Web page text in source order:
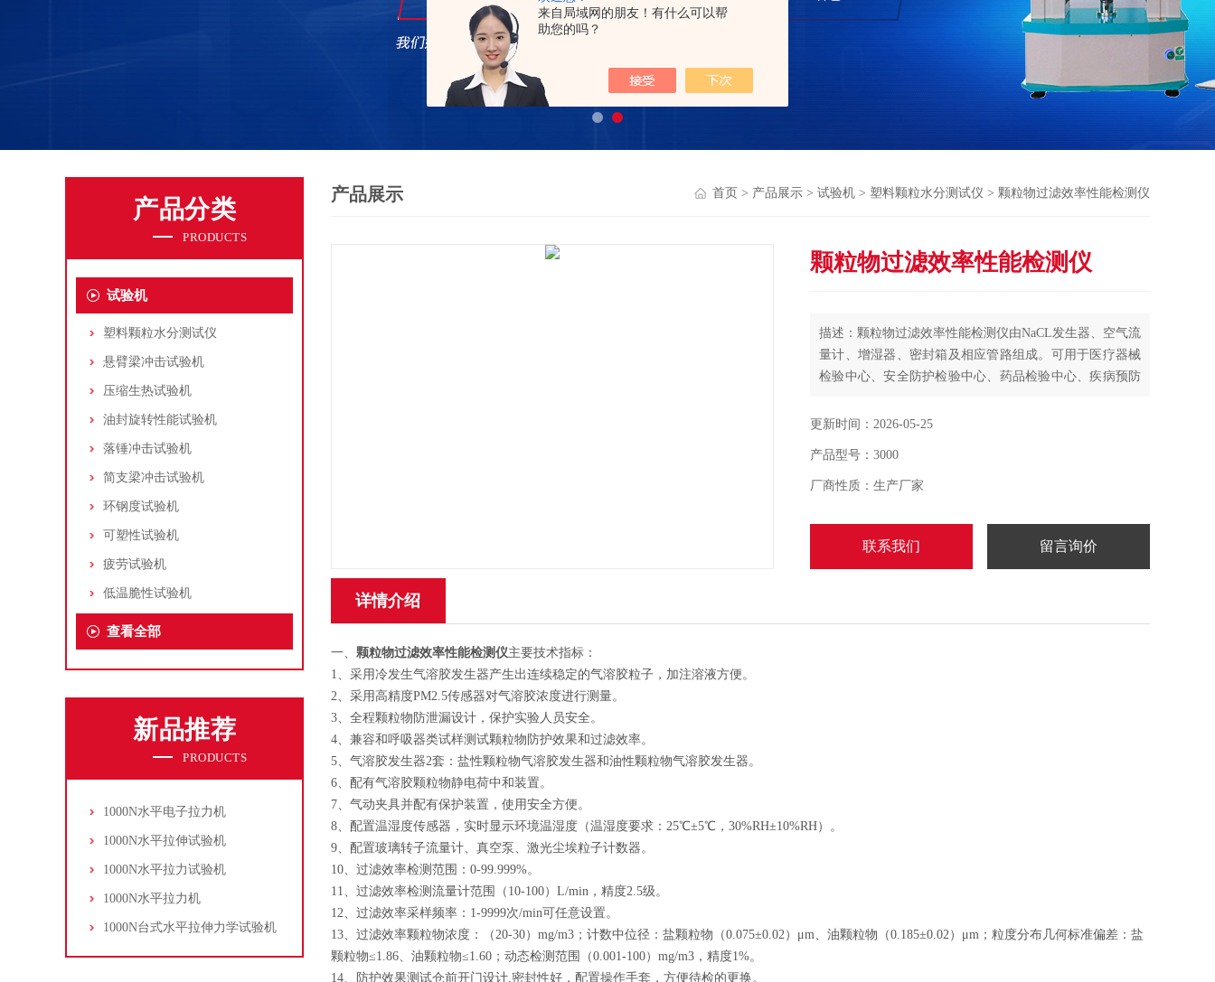
来自局域网的朋友！有什么可以帮
助您的吗？
产品分类
PRODUCTS
试验机
塑料颗粒水分测试仪
悬臂梁冲击试验机
压缩生热试验机
油封旋转性能试验机
落锤冲击试验机
简支梁冲击试验机
环钢度试验机
可塑性试验机
疲劳试验机
低温脆性试验机
查看全部
新品推荐
PRODUCTS
1000N水平电子拉力机
1000N水平拉伸试验机
1000N水平拉力试验机
1000N水平拉力机
1000N台式水平拉伸力学试验机
产品展示 首页 > 产品展示 > 试验机 > 塑料颗粒水分测试仪 > 颗粒物过滤效率性能检测仪
颗粒物过滤效率性能检测仪
描述：颗粒物过滤效率性能检测仪由NaCL发生器、空气流
量计、增湿器、密封箱及相应管路组成。可用于医疗器械
检验中心、安全防护检验中心、药品检验中心、疾病预防
滤料等颗粒物过滤效率和阻力的检测
更新时间：2026-05-25
产品型号：3000
厂商性质：生产厂家
联系我们 留言询价
详情介绍
一、 颗粒物过滤效率性能检测仪主要技术指标：
1、采用冷发生气溶胶发生器产生出连续稳定的气溶胶粒子，加注溶液方便。
2、采用高精度PM2.5传感器对气溶胶浓度进行测量。
3、全程颗粒物防泄漏设计，保护实验人员安全。
4、兼容和呼吸器类试样测试颗粒物防护效果和过滤效率。
5、气溶胶发生器2套：盐性颗粒物气溶胶发生器和油性颗粒物气溶胶发生器。
6、配有气溶胶颗粒物静电荷中和装置。
7、气动夹具并配有保护装置，使用安全方便。
8、配置温湿度传感器，实时显示环境温湿度（温湿度要求：25℃±5℃，30%RH±10%RH）。
9、配置玻璃转子流量计、真空泵、激光尘埃粒子计数器。
10、过滤效率检测范围：0-99.999%。
11、过滤效率检测流量计范围（10-100）L/min，精度2.5级。
12、过滤效率采样频率：1-9999次/min可任意设置。
13、过滤效率颗粒物浓度：（20-30）mg/m3；计数中位径：盐颗粒物（0.075±0.02）μm、油颗粒物（0.185±0.02）μm；粒度分布几何标准偏差：盐
颗粒物≤1.86、油颗粒物≤1.60；动态检测范围（0.001-100）mg/m3，精度1%。
14、防护效果测试仓前开门设计,密封性好，配置操作手套，方便待检的更换。